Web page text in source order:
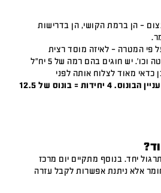
יח"ל הוא עצום – הן ברמת הקושי, הן בדרישות
פי המטרה – לאיזה מוסד רצית
להתקבל, לאיזה חוג ופקולטה וכו'. יש חוגים בהם רמה של 5 יח"ל
כדאי מאוד לצלוח אותה לפני
בנוסף, יש את עניין הבונוס. 4 יחידות = בונוס של 12.5
יחד. בנוסף מתקיים יום מרכז
אלא ניתנת אפשרות לקבל עזרה